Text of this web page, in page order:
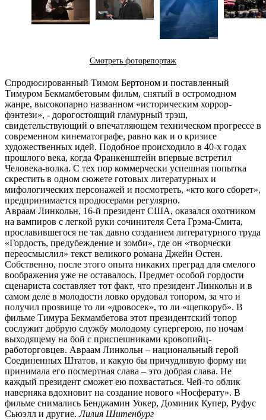
Смотреть фоторепортаж
Спродюсированный Тимом Бертоном и поставленный
Тимуром Бекмамбетовым фильм, снятый в остромодном
жанре, высокопарно названном «историческим хоррор-
фэнтези», - дорогостоящий гламурный трэш,
свидетельствующий о впечатляющем техническом прогрессе в
современном кинематографе, равно как и о кризисе
художественных идей. Подобное происходило в 40-х годах
прошлого века, когда Франкенштейн впервые встретил
Человека-волка. С тех пор коммерчески успешная попытка
скрестить в одном сюжете готовых литературных и
мифологических персонажей и посмотреть, «кто кого сборет»,
предпринимается продюсерами регулярно.
Авраам Линкольн, 16-й президент США, оказался охотником
на вампиров с легкой руки сочинителя Сета Грэма-Смита,
прославившегося не так давно созданием литературного труда
«Гордость, предубеждение и зомби», где он «творчески
переосмыслил» текст великого романа Джейн Остен.
Собственно, после этого опыта никаких преград для смелого
воображения уже не оставалось. Предмет особой гордости
сценариста составляет тот факт, что президент Линкольн и в
самом деле в молодости ловко орудовал топором, за что и
получил прозвище то ли «дровосек», то ли «щепкоруб». В
фильме Тимура Бекмамбетова этот президентский топор
сослужит добрую службу молодому супергерою, по ночам
выходящему на бой с приспешниками кровопийц-
работорговцев. Авраам Линкольн – национальный герой
Соединенных Штатов, и какую бы причудливую форму ни
принимала его посмертная слава – это добрая слава. Не
каждый президент сможет ею похвастаться. Чей-то облик
наверняка вдохновит на создание нового «Носферату». В
фильме снимались Бенджамин Уокер, Доминик Купер, Руфус
Сьюэлл и другие.Лилия Шитенбург